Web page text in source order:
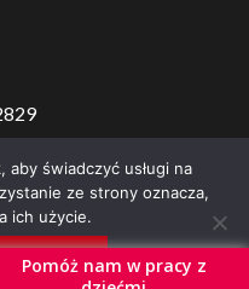
zapłać.
AF themes
świadczyć usługi na
ze strony oznacza,
ich użycie.
się więcej
Pomóż nam w pracy z